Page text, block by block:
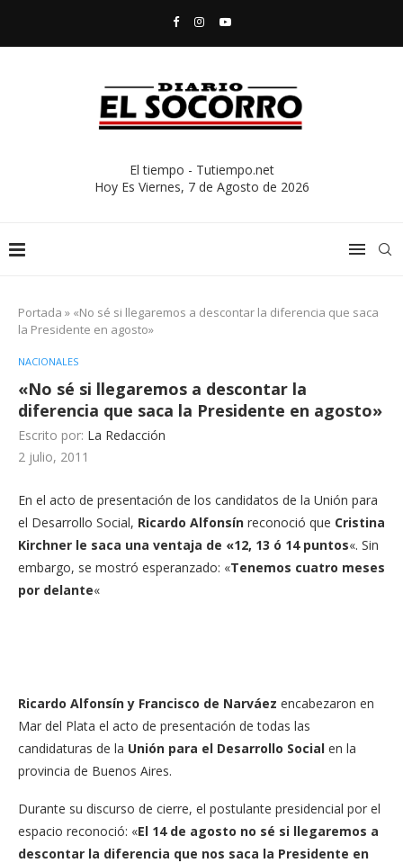
El tiempo - Tutiempo.net
Hoy Es Viernes, 7 de Agosto de 2026
Portada » «No sé si llegaremos a descontar la diferencia que saca
la Presidente en agosto»
NACIONALES
«No sé si llegaremos a descontar la
diferencia que saca la Presidente en agosto»
Escrito por: La Redacción
2 julio, 2011
En el acto de presentación de los candidatos de la Unión para
el Desarrollo Social, Ricardo Alfonsín reconoció que Cristina
Kirchner le saca una ventaja de «12, 13 ó 14 puntos«. Sin
embargo, se mostró esperanzado: «Tenemos cuatro meses
por delante«
Ricardo Alfonsín y Francisco de Narváez encabezaron en
Mar del Plata el acto de presentación de todas las
candidaturas de la Unión para el Desarrollo Social en la
provincia de Buenos Aires.
Durante su discurso de cierre, el postulante presidencial por el
espacio reconoció: «El 14 de agosto no sé si llegaremos a
descontar la diferencia que nos saca la Presidente en